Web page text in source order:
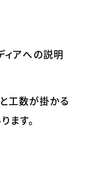
ィアへの説明
工数が掛かる
ます。